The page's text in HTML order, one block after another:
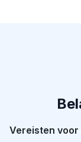
Vereisten voor